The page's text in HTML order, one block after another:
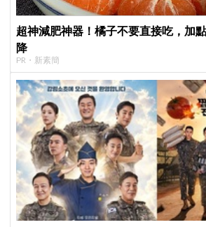
超神減肥神器！橘子不要直接吃，加
降
PR・新素簡